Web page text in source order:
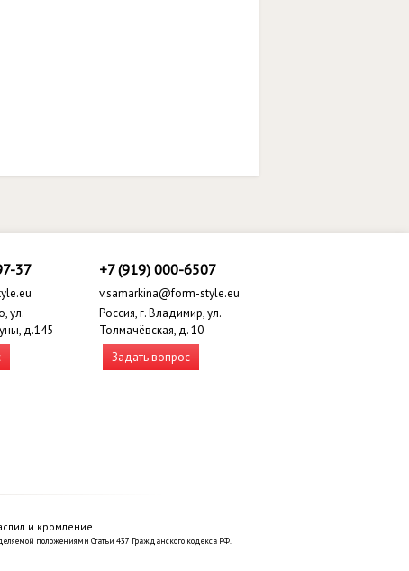
37
ул.
д.145
+7 (919) 000-6507
v.samarkina@form-style.eu
Россия, г. Владимир, ул.
Толмачёвская, д. 10
Задать вопрос
и кромление.
положениями Статьи 437 Гражданского кодекса РФ.